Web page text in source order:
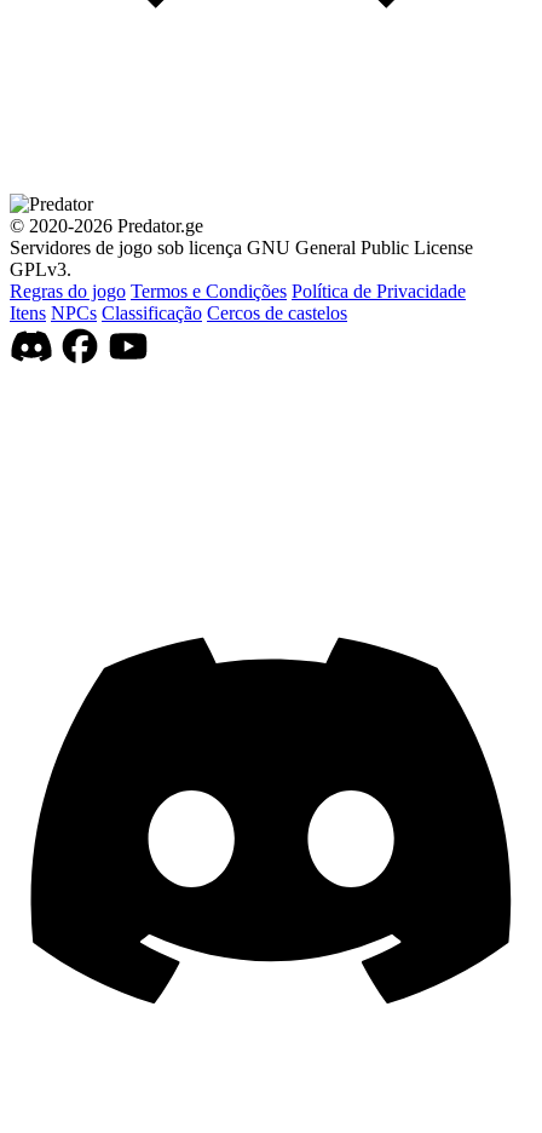
© 2020-2026 Predator.ge
Servidores de jogo sob licença GNU General Public License
GPLv3.
Regras do jogo Termos e Condições Política de Privacidade
Itens NPCs Classificação Cercos de castelos